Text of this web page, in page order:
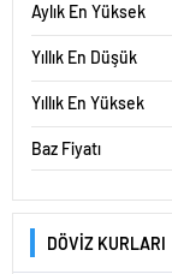
Aylık En Yüksek
Yıllık En Düşük
Yıllık En Yüksek
Baz Fiyatı
DÖVİZ KURLARI